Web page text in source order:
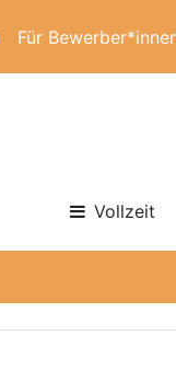
Für
Vollzeit